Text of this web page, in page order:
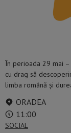
În perioada 29 mai
cu drag să
limba română și
ORADEA
11:00
SOCIAL